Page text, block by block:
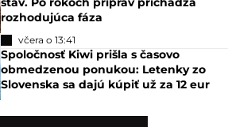
rozhodujúca fáza
včera o 13:41
Spoločnosť Kiwi prišla s časovo
obmedzenou ponukou: Letenky zo
Slovenska sa dajú kúpiť už za 12 eur